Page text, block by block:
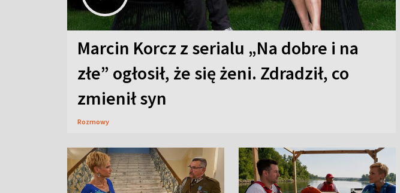
Marcin Korcz z serialu „Na dobre i na
złe” ogłosił, że się żeni. Zdradził, co
zmienił syn
Rozmowy